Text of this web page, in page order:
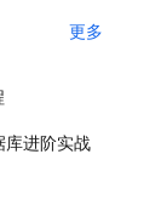
析
更多
库进阶实战